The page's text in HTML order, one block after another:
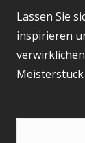
Lassen Sie
inspirieren